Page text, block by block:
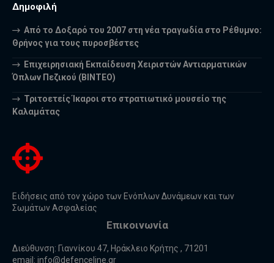
Δημοφιλή
Από το Δοξαρό του 2007 στη νέα τραγωδία στο Ρέθυμνο:
Θρήνος για τους πυροσβέστες
Επιχειρησιακή Εκπαίδευση Χειριστών Αντιαρματικών
Όπλων Πεζικού (ΒΙΝΤΕΟ)
Τριτοετείς Ίκαροι στο στρατιωτικό μουσείο της
Καλαμάτας
Ειδήσεις από τον χώρο των Ενόπλων Δυνάμεων και των
Σωμάτων Ασφαλείας
Επικοινωνία
Διεύθυνση: Γιαννίκου 47, Ηράκλειο Κρήτης , 71201
email: info@defenceline.gr